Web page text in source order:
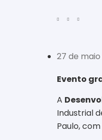
27 de
Evento
A
Industrial
Paulo,